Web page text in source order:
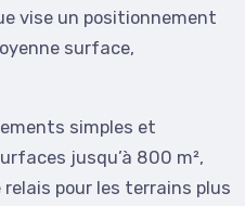
vise un positionnement
surface,
simples et
jusqu’à 800 m²,
pour les terrains plus